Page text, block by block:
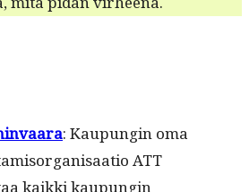
: Kaupun­gin oma
ATT
kaik­ki kaupun­gin